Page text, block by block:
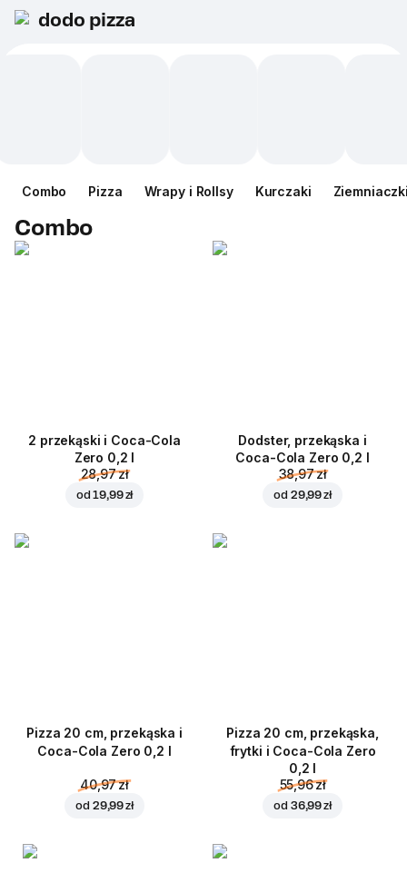
dodo pizza
Сombo Pizza Wrapy i Rollsy Kurczaki
Сombo
2 przekąski i Coca-Cola
Zero 0,2 l
28,97 zł
od19,99 zł
Dodster, przekąska i
Coca-Cola Zero 0,2 l
38,97 zł
od 29,99 zł
Pizza 20 cm, przekąska i
Coca-Cola Zero 0,2 l
40,97 zł
od 29,99 zł
Pizza 20 cm, przekąska,
frytki i Coca-Cola Zero
0,2 l
55,96 zł
od 36,99 zł